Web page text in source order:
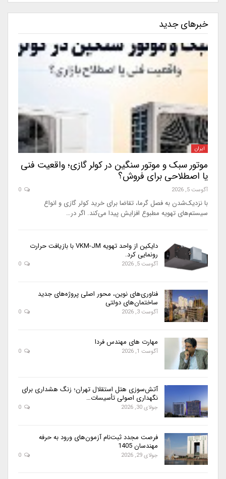
خبرهای جدید
ایران
موتور سبک و موتور سنگین در کولر گازی؛ واقعیت فنی
یا اصطلاحی برای فروش؟
آگوست 5, 2026
با نزدیک‌شدن به فصل گرما، تقاضا برای خرید کولر گازی و انواع
سیستم‌های تهویه مطبوع افزایش پیدا می‌کند. اگر در…
دایکین از واحد تهویه VKM-JM با بازیافت حرارت
رونمایی کرد.
آگوست 5, 2026
فناوری‌های نوین، محور اصلی پروژه‌های جدید
ساختمان‌های دولتی
آگوست 3, 2026
مهارت های مهندس فردا
آگوست 1, 2026
آتش‌سوزی هتل استقلال تهران؛ زنگ هشداری برای
نگهداری اصولی تأسیسات…
جولای 30, 2026
فرصت مجدد ثبت‌نام آزمون‌های ورود به حرفه
مهندسان 1405
جولای 29, 2026